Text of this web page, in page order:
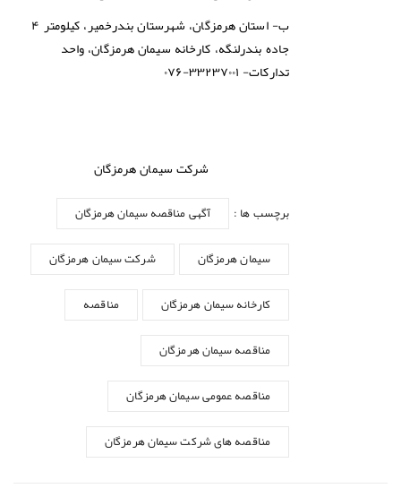
ب- استان
هرمزگان، شهرستان بندرخمير، كيلومتر ۴
جاده بندرلنگه، كارخانه سيمان هرمزگان، واحد
تداركات- ۳۳۲۳۷۰۰۱-۰۷۶
شرکت سیمان هرمزگان
برچسب ها : آگهی مناقصه سیمان هرمزگان
سیمان هرمزگان شرکت سیمان هرمزگان
کارخانه سیمان هرمزگان مناقصه
مناقصه سیمان هرمزگان
مناقصه عمومی سیمان هرمزگان
مناقصه های شرکت سیمان هرمزگان